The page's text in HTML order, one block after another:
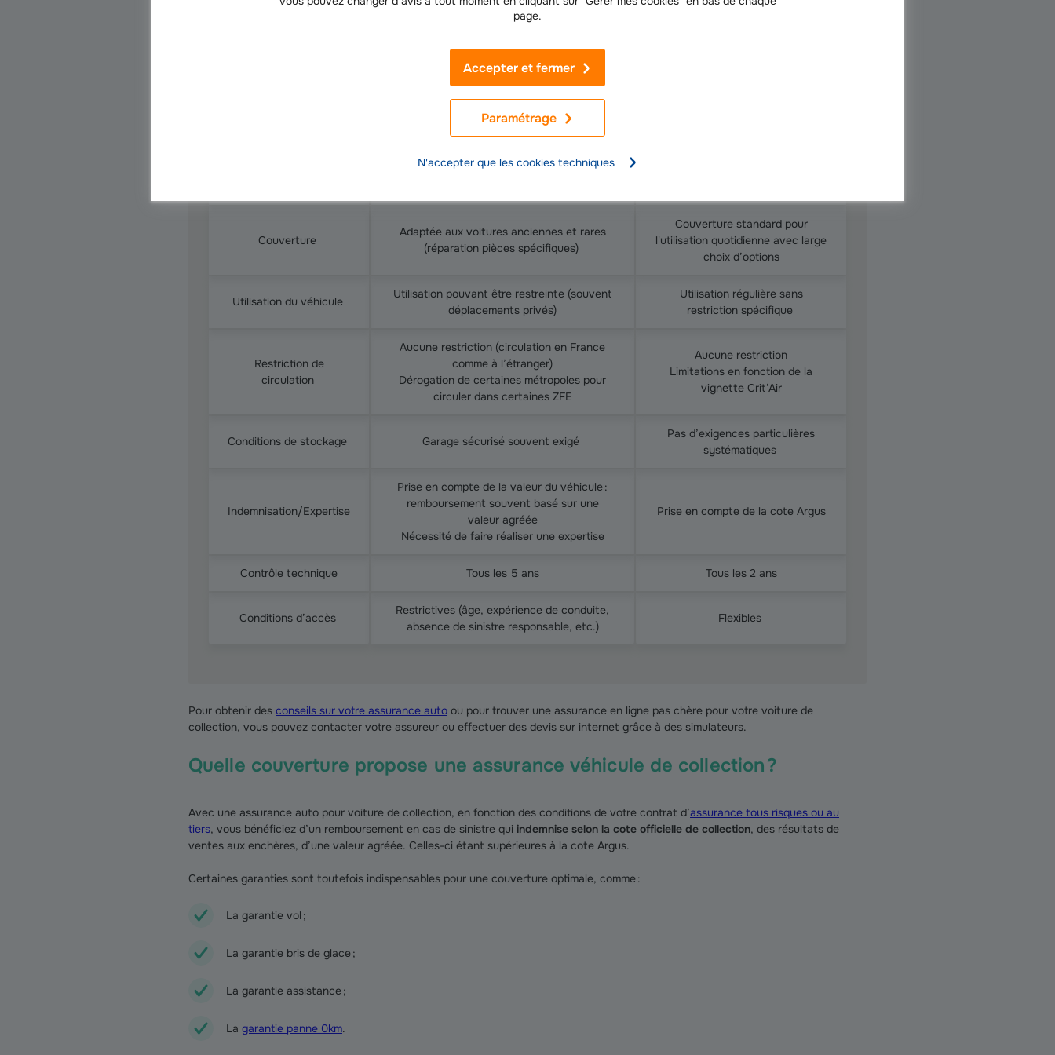
page.
Paramétrage
Accepter et fermer
N'accepter que les cookies techniques
Quels sont les avantages et inconvénients d'une garantie collection ?
Assurance voiture de collection
limitée et entretien soigné, profil d’assuré
Couverture
Adaptée aux voitures anciennes et rares
(réparation pièces spécifiques)
Couverture standard pour
l'utilisation quotidienne avec large
choix d’options
Utilisation du véhicule
Utilisation pouvant être restreinte (souvent
déplacements privés)
Utilisation régulière sans
restriction spécifique
Restriction de
circulation
Aucune restriction (circulation en France
comme à l’étranger)
Dérogation de certaines métropoles pour
circuler dans certaines ZFE
Aucune restriction
Limitations en fonction de la
vignette Crit’Air
Conditions de stockage Garage sécurisé souvent exigé
Pas d’exigences particulières
systématiques
Indemnisation/Expertise
Prise en compte de la valeur du véhicule :
remboursement souvent basé sur une
valeur agréée
Nécessité de faire réaliser une expertise
Prise en compte de la cote Argus
Contrôle technique Tous les 5 ans Tous les 2 ans
Conditions d’accès
Restrictives (âge, expérience de conduite,
absence de sinistre responsable, etc.)
Flexibles
Pour obtenir des conseils sur votre assurance auto ou pour trouver une assurance en ligne pas chère pour votre voiture de
collection, vous pouvez contacter votre assureur ou effectuer des devis sur internet grâce à des simulateurs.
Quelle couverture propose une assurance véhicule de collection ?
Avec une assurance auto pour voiture de collection, en fonction des conditions de votre contrat d’assurance tous risques ou au
tiers, vous bénéficiez d’un remboursement en cas de sinistre qui indemnise selon la cote officielle de collection, des résultats de
ventes aux enchères, d’une valeur agréée. Celles-ci étant supérieures à la cote Argus.
Certaines garanties sont toutefois indispensables pour une couverture optimale, comme :
La garantie vol ;
La garantie bris de glace ;
La garantie assistance ;
La garantie panne 0km.